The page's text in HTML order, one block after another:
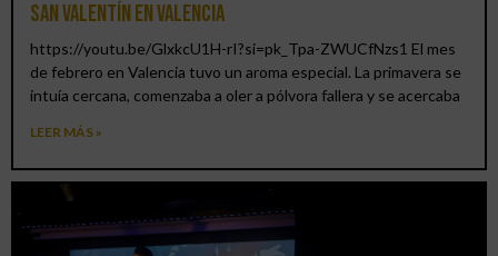
San Valentín en Valencia
https://youtu.be/GlxkcU1H-rI?si=pk_Tpa-ZWUCfNzs1 El mes
de febrero en Valencia tuvo un aroma especial. La primavera se
intuía cercana, comenzaba a oler a pólvora fallera y se acercaba
LEER MÁS »